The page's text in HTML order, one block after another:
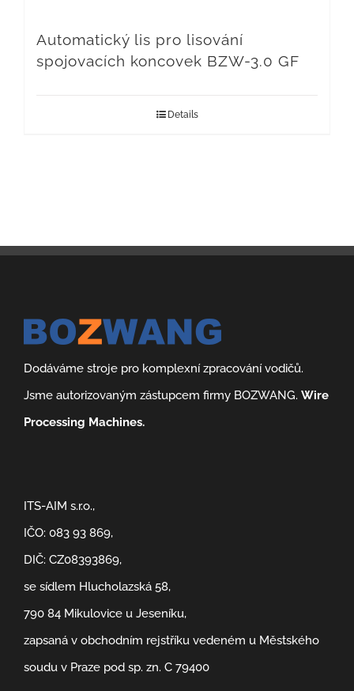
Automatický lis pro lisování
spojovacích koncovek BZW-3.0 GF
Details
Dodáváme stroje pro komplexní zpracování vodičů.
Jsme autorizovaným zástupcem firmy BOZWANG. Wire
Processing Machines.
ITS-AIM s.r.o.,
IČO: 083 93 869,
DIČ: CZ08393869,
se sídlem Hlucholazská 58,
790 84 Mikulovice u Jeseníku,
zapsaná v obchodním rejstříku vedeném u Městského
soudu v Praze pod sp. zn. C 79400